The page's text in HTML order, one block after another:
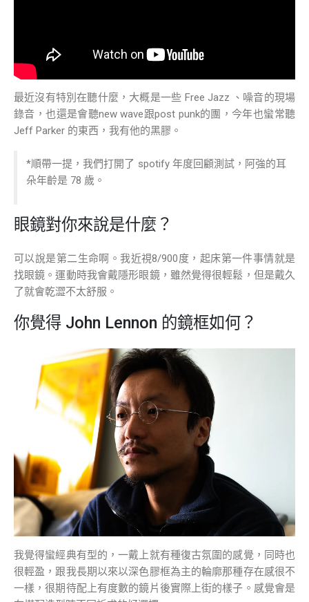
最近沒有特別在聽什麼，大概是一些 Free Jazz 、噪音的現場
錄音，也還是會聽new wave跟post punk的團，今年也蠻常聽
Jeff Parker 的東西，我有他的黑膠。
*順帶一提，我們打開了 spotify 年度回顧測試，阿強的耳
朵年齡是 78 歲。
眼鏡對你來說是什麼？
可以說是第二生命啊。我近視8/900度，起床第一件事情就是
找眼鏡。運動時我會戴隱形眼鏡，雖然覺得很輕鬆，但是戴久
了就會乾澀不太舒服。
你覺得 John Lennon 的鏡框如何？
我覺得蠻經典有型的，一戴上就有種復古氛圍的感覺，同時也
很輕盈，跟我長期以來以深色膠框為主的輪廓那種存在感很不
一樣，很期待配上有度數的鏡片後實際上街的樣子。感覺會是